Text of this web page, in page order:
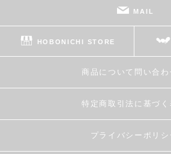
MAIL
HOBONICHI STORE
商品について問い合わ
特定商取引法に基づく
プライバシーポリシ